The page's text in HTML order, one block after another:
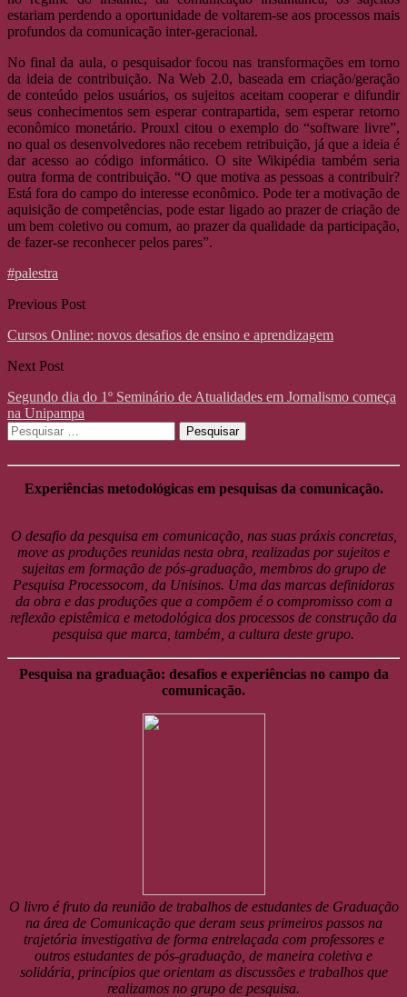
estariam perdendo a oportunidade de voltarem-se aos processos mais
profundos da comunicação inter-geracional.
No final da aula, o pesquisador focou nas transformações em torno
da ideia de contribuição. Na Web 2.0, baseada em criação/geração
de conteúdo pelos usuários, os sujeitos aceitam cooperar e difundir
seus conhecimentos sem esperar contrapartida, sem esperar retorno
econômico monetário. Prouxl citou o exemplo do “software livre”,
no qual os desenvolvedores não recebem retribuição, já que a ideia é
dar acesso ao código informático. O site Wikipédia também seria
outra forma de contribuição. “O que motiva as pessoas a contribuir?
Está fora do campo do interesse econômico. Pode ter a motivação de
aquisição de competências, pode estar ligado ao prazer de criação de
um bem coletivo ou comum, ao prazer da qualidade da participação,
de fazer-se reconhecer pelos pares”.
#palestra
Previous Post
Cursos Online: novos desafios de ensino e aprendizagem
Next Post
Segundo dia do 1º Seminário de Atualidades em Jornalismo começa
na Unipampa
Pesquisar
por:
Experiências metodológicas em pesquisas da comunicação.
O desafio da pesquisa em comunicação, nas suas práxis concretas,
move as produções reunidas nesta obra, realizadas por sujeitos e
sujeitas em formação de pós-graduação, membros do grupo de
Pesquisa Processocom, da Unisinos. Uma das marcas definidoras
da obra e das produções que a compõem é o compromisso com a
reflexão epistêmica e metodológica dos processos de construção da
pesquisa que marca, também, a cultura deste grupo.
Pesquisa na graduação: desafios e experiências no campo da
comunicação.
O livro é fruto da reunião de trabalhos de estudantes de Graduação
na área de Comunicação que deram seus primeiros passos na
trajetória investigativa de forma entrelaçada com professores e
outros estudantes de pós-graduação, de maneira coletiva e
solidária, princípios que orientam as discussões e trabalhos que
realizamos no grupo de pesquisa.